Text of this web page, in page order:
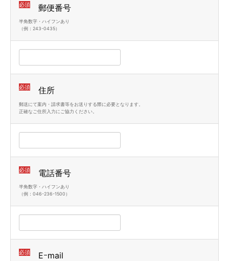
必須 郵便番号
半角数字・ハイフンあり
（例：243-0435）
必須 住所
郵送にて案内・請求書等をお送りする際に必要となります。
正確なご住所入力にご協力ください。
必須 電話番号
半角数字・ハイフンあり
（例：046-236-1500）
必須 Eｰmail